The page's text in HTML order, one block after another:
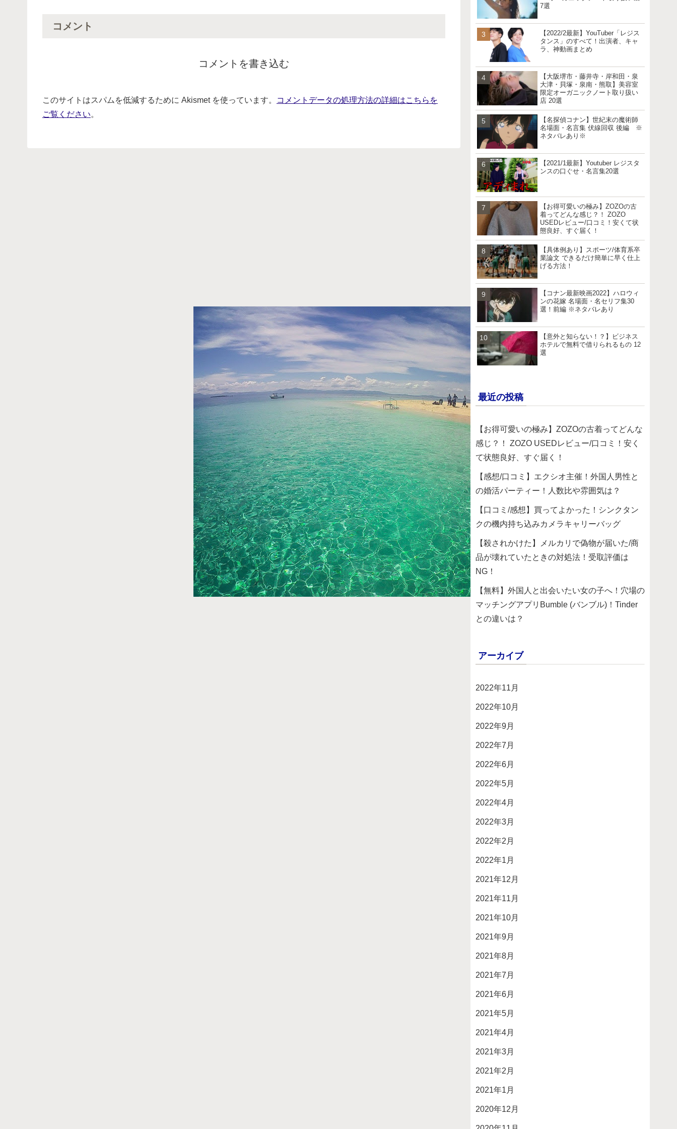
コメント
コメントを書き込む
このサイトはスパムを低減するために Akismet を使っています。
コメントデータの処理方法の詳細はこちらを
ご覧ください。
7選
【2022/2最新】YouTuber「レジス
タンス」のすべて！出演者、キャ
ラ、神動画まとめ
【大阪堺市・藤井寺・岸和田・泉
大津・貝塚・泉南・熊取】美容室
限定オーガニックノート取り扱い
店 20選
【名探偵コナン】世紀末の魔術師
名場面・名言集 伏線回収 後編 ※
ネタバレあり※
【2021/1最新】Youtuber レジスタ
ンスの口ぐせ・名言集20選
【お得可愛いの極み】ZOZOの古
着ってどんな感じ？！ ZOZO
USEDレビュー/口コミ！安くて状
態良好、すぐ届く！
【具体例あり】スポーツ/体育系卒
業論文 できるだけ簡単に早く仕上
げる方法！
【コナン最新映画2022】ハロウィ
ンの花嫁 名場面・名セリフ集30
選！前編 ※ネタバレあり
【意外と知らない！？】ビジネス
ホテルで無料で借りられるもの 12
選
最近の投稿
【お得可愛いの極み】ZOZOの古着ってどんな
感じ？！ ZOZO USEDレビュー/口コミ！安く
て状態良好、すぐ届く！
【感想/口コミ】エクシオ主催！外国人男性と
の婚活パーティー！人数比や雰囲気は？
【口コミ/感想】買ってよかった！シンクタン
クの機内持ち込みカメラキャリーバッグ
【殺されかけた】メルカリで偽物が届いた/商
品が壊れていたときの対処法！受取評価は
NG！
【無料】外国人と出会いたい女の子へ！穴場の
マッチングアプリBumble (バンブル)！Tinder
との違いは？
アーカイブ
2022年11月
2022年10月
2022年9月
2022年7月
2022年6月
2022年5月
2022年4月
2022年3月
2022年2月
2022年1月
2021年12月
2021年11月
2021年10月
2021年9月
2021年8月
2021年7月
2021年6月
2021年5月
2021年4月
2021年3月
2021年2月
2021年1月
2020年12月